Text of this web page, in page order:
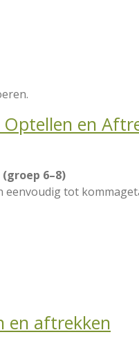
en
6–8)
eenvoudig tot
en aftrekken